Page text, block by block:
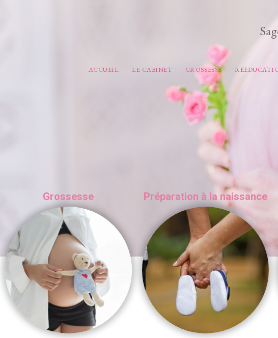
ACCUEIL LE CABINET GROSSESSE
Grossesse Préparation à la naissance